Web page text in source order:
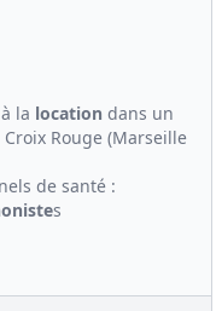
la location dans un
Rouge (Marseille
de santé :
s